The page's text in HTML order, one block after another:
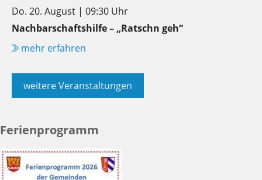
Do. 20. August | 09:30 Uhr
Nachbarschaftshilfe – „Ratschn geh“
mehr erfahren
weitere Veranstaltungen
Ferienprogramm